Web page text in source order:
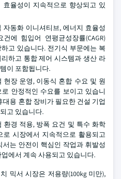
율성이 지속적으로 향상되고 있
동화 이니셔티브, 에너지 효율성
에 힘입어 연평균성장률(CAGR)
고 있습니다. 전기식 부문에는 복
하고 통합 제어 시스템과 생산 라
이 포함됩니다.
현장 운영, 이동식 혼합 수요 및 원
안정적인 수요를 보이고 있습니
대용 혼합 장비가 필요한 건설 기업
고 있습니다.
환경 적용, 방폭 요건 및 특수 화학
시장에서 지속적으로 활용되고
는 안전이 핵심인 작업과 휘발성
에서 계속 사용되고 있습니다.
믹서 시장은 저용량(100kg 미만),